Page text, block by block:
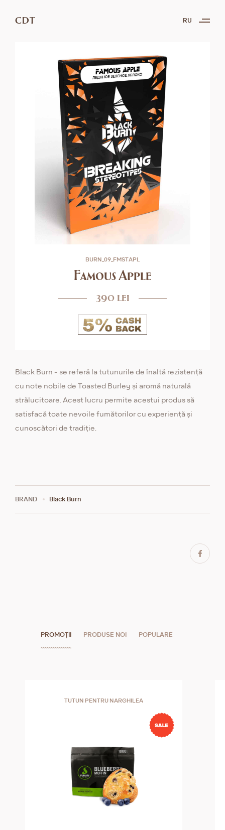
CDT RU
BURN_09_FMSTAPL
Famous Apple
390 lei
Black Burn - se referă la tutunurile de înaltă rezistență
cu note nobile de Toasted Burley și aromă naturală
strălucitoare. Acest lucru permite acestui produs să
satisfacă toate nevoile fumătorilor cu experiență și
cunoscători de tradiție.
BRAND Black Burn
PROMOȚII PRODUSE NOI POPULARE
TUTUN PENTRU NARGHILEA